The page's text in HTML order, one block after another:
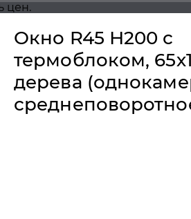
Окно R45 Н200 с
термоблоком,
дерева